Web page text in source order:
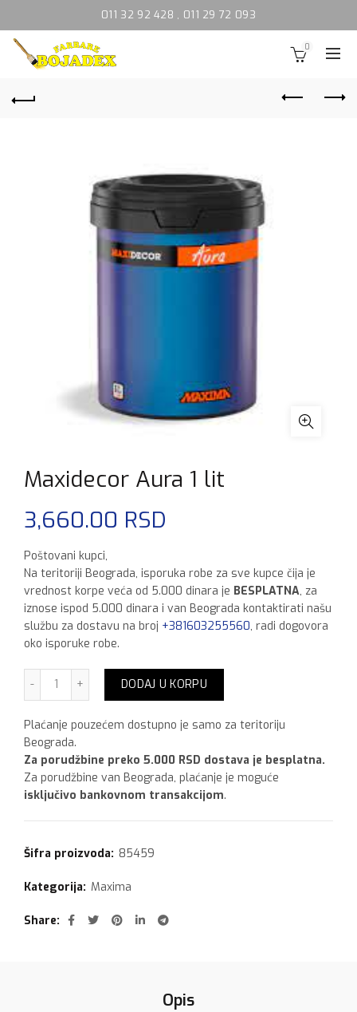
011 32 92 428 , 011 29 72 093
0
Maxidecor Aura 1 lit
3,660.00 RSD
Poštovani kupci,
Na teritoriji Beograda, isporuka robe za sve kupce čija je
vrednost korpe veća od 5.000 dinara je BESPLATNA, za
iznose ispod 5.000 dinara i van Beograda kontaktirati našu
službu za dostavu na broj +381603255560, radi dogovora
oko isporuke robe.
Maxidecor Aura 1 lit količina
DODAJ U KORPU
Plaćanje pouzećem dostupno je samo za teritoriju
Beograda.
Za porudžbine preko 5.000 RSD dostava je besplatna.
Za porudžbine van Beograda, plaćanje je moguće
isključivo bankovnom transakcijom.
Šifra proizvoda: 85459
Kategorija: Maxima
Share
Opis